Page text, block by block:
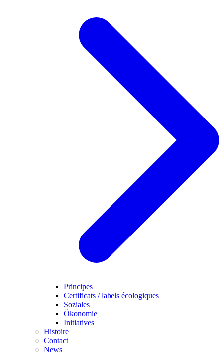
Principes
Certificats / labels écologiques
Soziales
Ökonomie
Initiatives
Histoire
Contact
News